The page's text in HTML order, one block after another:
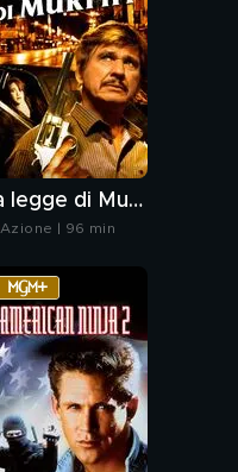
La legge di Murphy
Azione | 96 min